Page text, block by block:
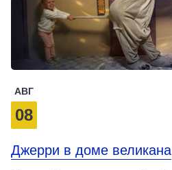
АВГ
08
Джерри в доме великана